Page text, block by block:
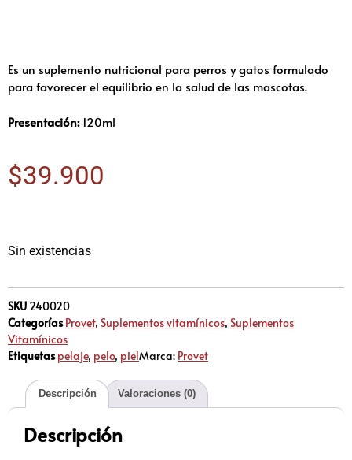
Es un suplemento nutricional para perros y gatos formulado
para favorecer el equilibrio en la salud de las mascotas.
Presentación:120ml
$39.900
Sin existencias
SKU 240020
Categorías Provet, Suplementos vitamínicos, Suplementos
Vitamínicos
Etiquetas pelaje, pelo, pielMarca: Provet
Descripción Valoraciones (0)
Descripción